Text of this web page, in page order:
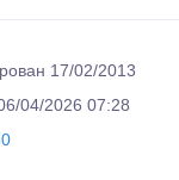
17/02/2013
04/2026 07:28